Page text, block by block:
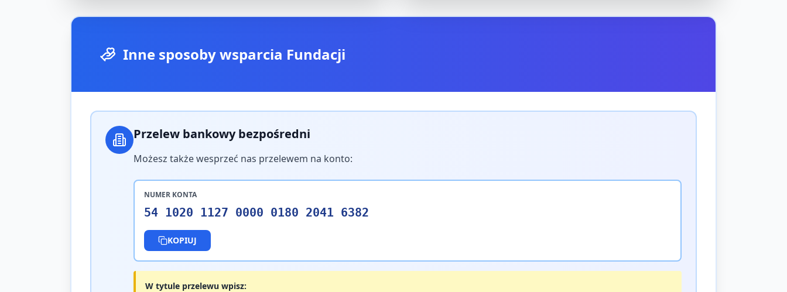
Inne sposoby wsparcia Fundacji
Przelew bankowy bezpośredni
Możesz także wesprzeć nas przelewem na konto:
NUMER KONTA
54 1020 1127 0000 0180 2041 6382
KOPIUJ
W tytule przelewu wpisz: